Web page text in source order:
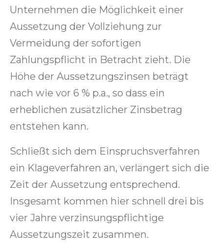
Unternehmen die Möglichkeit einer
Aussetzung der Vollziehung zur
Vermeidung der sofortigen
Zahlungspflicht in Betracht zieht. Die
Höhe der Aussetzungszinsen beträgt
nach wie vor 6 % p.a., so dass ein
erheblichen zusätzlicher Zinsbetrag
entstehen kann.
Schließt sich dem Einspruchsverfahren
ein Klageverfahren an, verlängert sich die
Zeit der Aussetzung entsprechend.
Insgesamt kommen hier schnell drei bis
vier Jahre verzinsungspflichtige
Aussetzungszeit zusammen.